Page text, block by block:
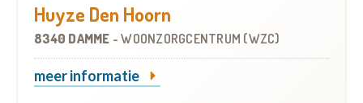
Huyze Den Hoorn
8340 DAMME -WOONZORGCENTRUM (WZC)
meer informatie